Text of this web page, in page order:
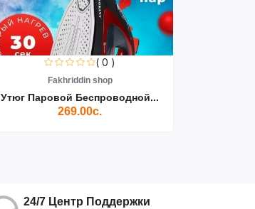
( 0 )
Fakhriddin shop
Утюг Паровой Беспроводной...
269.00с.
24/7 Центр Поддержки